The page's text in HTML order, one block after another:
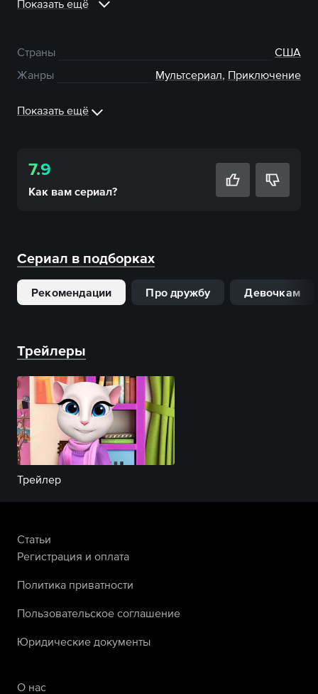
Показать ещё
Страны
США
Жанры
Мультсериал, Приключение
Показать ещё
7.9
Как вам сериал?
Сериал в подборках
Рекомендации Про дружбу Девочкам
Трейлеры
Трейлер
Статьи
Регистрация и оплата
Политика приватности
Пользовательское соглашение
Юридические документы
О нас